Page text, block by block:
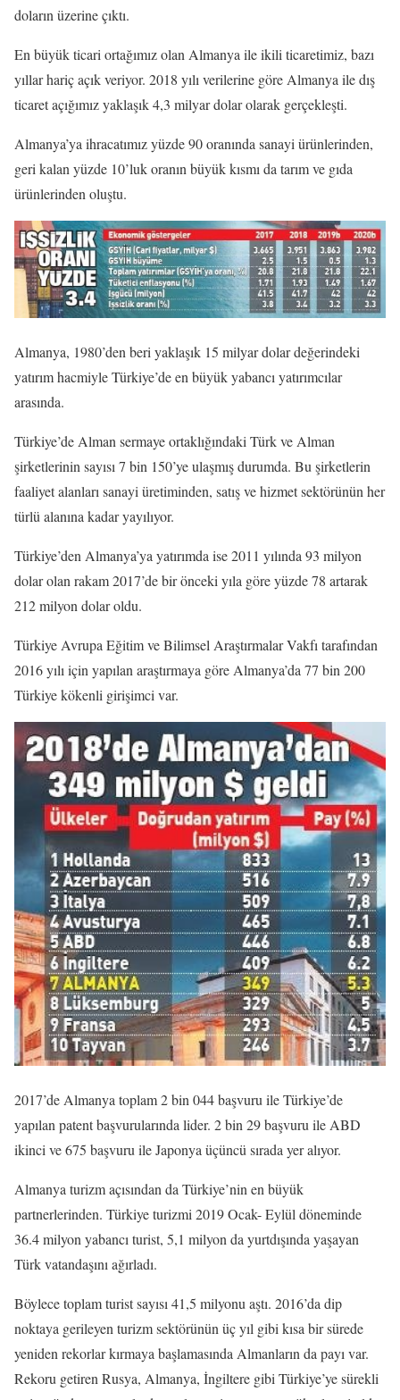
doların üzerine çıktı.
En büyük ticari ortağımız olan Almanya ile ikili ticaretimiz, bazı
yıllar hariç açık veriyor. 2018 yılı verilerine göre Almanya ile dış
ticaret açığımız yaklaşık 4,3 milyar dolar olarak gerçekleşti.
Almanya’ya ihracatımız yüzde 90 oranında sanayi ürünlerinden,
geri kalan yüzde 10’luk oranın büyük kısmı da tarım ve gıda
ürünlerinden oluştu.
Almanya, 1980’den beri yaklaşık 15 milyar dolar değerindeki
yatırım hacmiyle Türkiye’de en büyük yabancı yatırımcılar
arasında.
Türkiye’de Alman sermaye ortaklığındaki Türk ve Alman
şirketlerinin sayısı 7 bin 150’ye ulaşmış durumda. Bu şirketlerin
faaliyet alanları sanayi üretiminden, satış ve hizmet sektörünün her
türlü alanına kadar yayılıyor.
Türkiye’den Almanya’ya yatırımda ise 2011 yılında 93 milyon
dolar olan rakam 2017’de bir önceki yıla göre yüzde 78 artarak
212 milyon dolar oldu.
Türkiye Avrupa Eğitim ve Bilimsel Araştırmalar Vakfı tarafından
2016 yılı için yapılan araştırmaya göre Almanya’da 77 bin 200
Türkiye kökenli girişimci var.
2017’de Almanya toplam 2 bin 044 başvuru ile Türkiye’de
yapılan patent başvurularında lider. 2 bin 29 başvuru ile ABD
ikinci ve 675 başvuru ile Japonya üçüncü sırada yer alıyor.
Almanya turizm açısından da Türkiye’nin en büyük
partnerlerinden. Türkiye turizmi 2019 Ocak- Eylül döneminde
36.4 milyon yabancı turist, 5,1 milyon da yurtdışında yaşayan
Türk vatandaşını ağırladı.
Böylece toplam turist sayısı 41,5 milyonu aştı. 2016’da dip
noktaya gerileyen turizm sektörünün üç yıl gibi kısa bir sürede
yeniden rekorlar kırmaya başlamasında Almanların da payı var.
Rekoru getiren Rusya, Almanya, İngiltere gibi Türkiye’ye sürekli